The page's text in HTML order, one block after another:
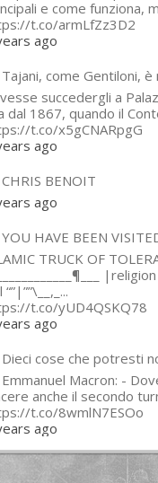
e come funziona,
t.co/armLfZz3D2
ago
Tajani, come Gentiloni, è
succedergli a
dal 1867, quando il
t.co/x5gCNARpgG
ago
CHRIS BENOIT
ago
YOU HAVE BEEN
TRUCK OF
t.co/yUD4QSKQ78
ago
Dieci cose che potresti
Macron: -
anche il secondo
t.co/8wmlN7ESOo
ago